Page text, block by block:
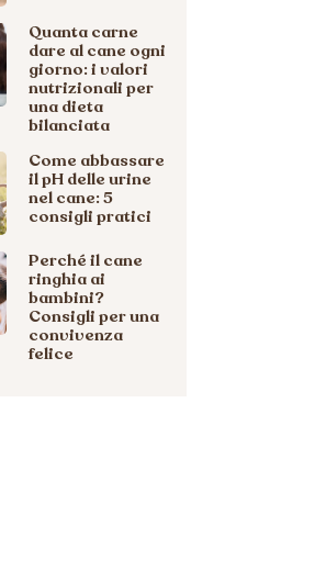
Quanta carne
dare al cane ogni
giorno: i valori
nutrizionali per
una dieta
bilanciata
Come abbassare
il pH delle urine
nel cane: 5
consigli pratici
Perché il cane
ringhia ai
bambini?
Consigli per una
convivenza
felice